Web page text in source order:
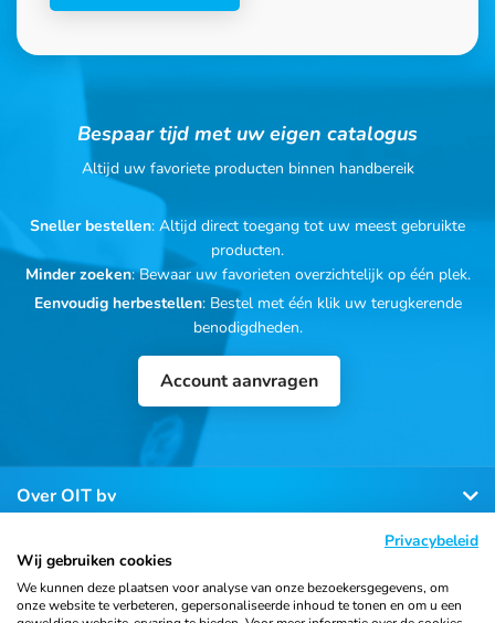
Bespaar tijd met uw eigen catalogus
Altijd uw favoriete producten binnen handbereik
Sneller bestellen: Altijd direct toegang tot uw meest gebruikte
producten.
Minder zoeken: Bewaar uw favorieten overzichtelijk op één plek.
Eenvoudig herbestellen: Bestel met één klik uw terugkerende
benodigdheden.
Account aanvragen
Over OIT bv
Klantenservice
Privacybeleid
Wij gebruiken cookies
We kunnen deze plaatsen voor analyse van onze bezoekersgegevens, om
onze website te verbeteren, gepersonaliseerde inhoud te tonen en om u een